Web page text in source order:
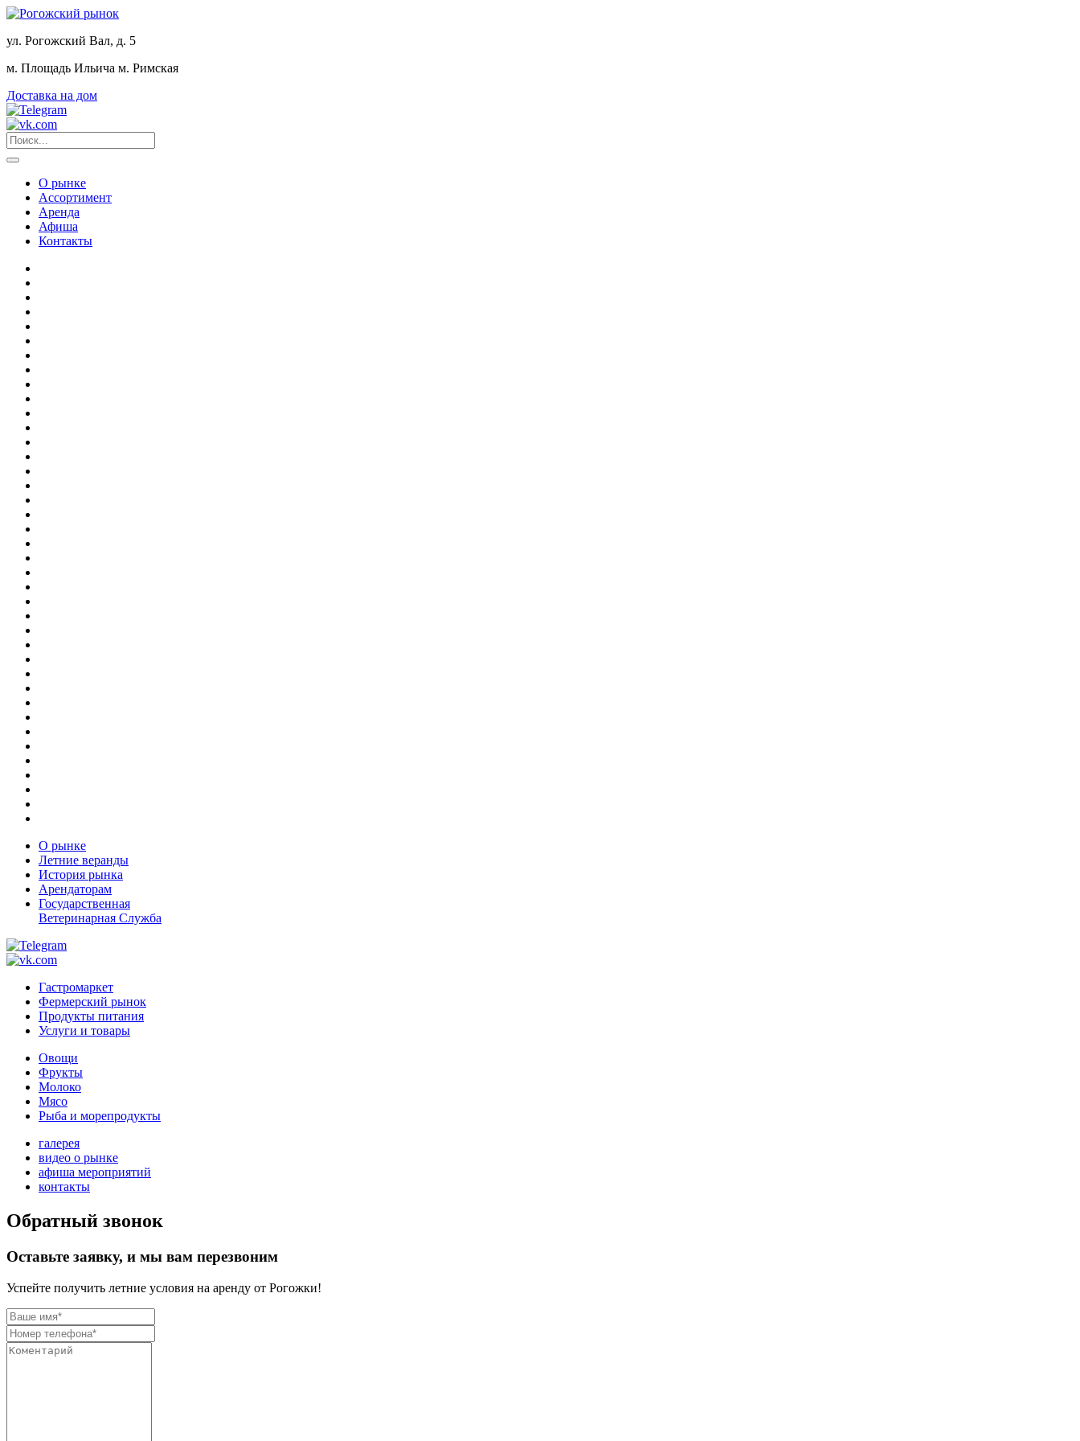
ул. Рогожский Вал, д. 5
м. Площадь Ильича м. Римская
Доставка на дом
О рынке
Ассортимент
Аренда
Афиша
Контакты
О рынке
Летние веранды
История рынка
Арендаторам
Государственная
Ветеринарная Служба
Гастромаркет
Фермерский рынок
Продукты питания
Услуги и товары
Овощи
Фрукты
Молоко
Мясо
Рыба и морепродукты
галерея
видео о рынке
афиша мероприятий
контакты
Обратный звонок
Оставьте заявку, и мы вам перезвоним
Успейте получить летние условия на аренду от Рогожки!